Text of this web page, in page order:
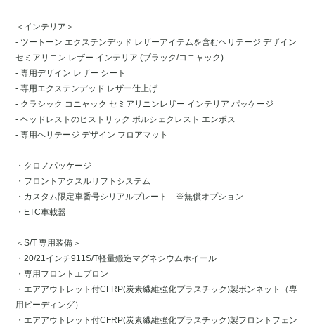
＜インテリア＞
- ツートーン エクステンデッド レザーアイテムを含むヘリテージ デザイン
セミアリニン レザー インテリア (ブラック/コニャック)
- 専用デザイン レザー シート
- 専用エクステンデッド レザー仕上げ
- クラシック コニャック セミアリニンレザー インテリア パッケージ
- ヘッドレストのヒストリック ポルシェクレスト エンボス
- 専用ヘリテージ デザイン フロアマット
・クロノパッケージ
・フロントアクスルリフトシステム
・カスタム限定車番号シリアルプレート ※無償オプション
・ETC車載器
＜S/T 専用装備＞
・20/21インチ911S/T軽量鍛造マグネシウムホイール
・専用フロントエプロン
・エアアウトレット付CFRP(炭素繊維強化プラスチック)製ボンネット（専
用ビーディング）
・エアアウトレット付CFRP(炭素繊維強化プラスチック)製フロントフェン